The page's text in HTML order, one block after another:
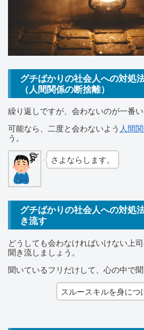
グチばかりの社会人への対処
（人間関係の断捨離）
繰り返しですが、会わないのが一番い
可能なら、二度と会わないよう 人間
う。
さよならします。
グチばかりの社会人への対処
き流す
どうしても会わなければいけない上
聞き流しましょう。
聞いているフリだけして、心の中で聞
スルースキルを身につ